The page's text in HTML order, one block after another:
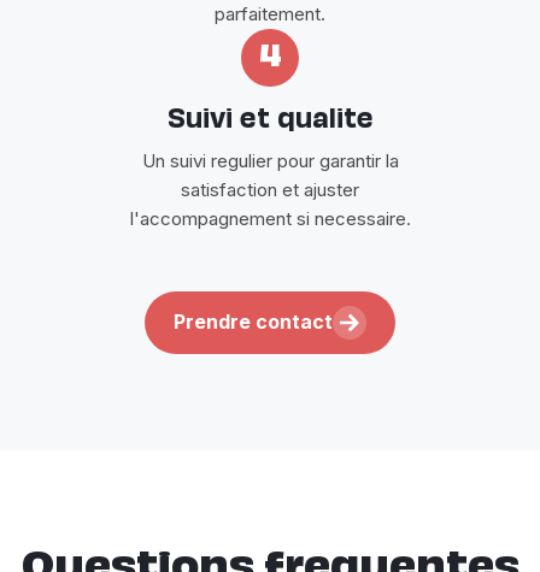
parfaitement.
4
Suivi et qualite
Un suivi regulier pour garantir la
satisfaction et ajuster
l'accompagnement si necessaire.
Prendre contact